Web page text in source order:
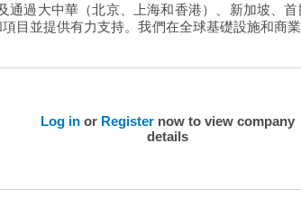
過大中華（北京、上海和香港）、新加坡、
目並提供有力支持。我們在全球基礎設施和
Log in or Register now to view company
details